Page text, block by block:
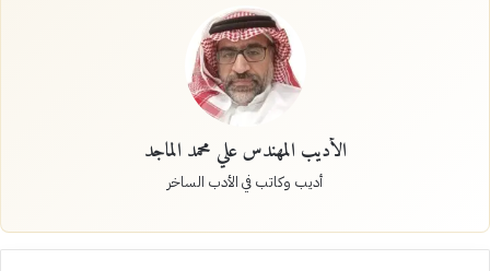
الأديب المهندس علي محمد الماجد
أديب وكاتب في الأدب الساخر